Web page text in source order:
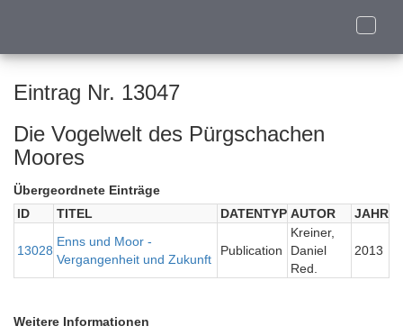
Toggle
Eintrag Nr. 13047
Die Vogelwelt des Pürgschachen
Moores
Übergeordnete Einträge
ID
TITEL DATENTYP AUTOR JAHR
13028
Enns und Moor -
Vergangenheit und Zukunft
Publication
Kreiner,
Daniel
Red.
2013
Weitere Informationen